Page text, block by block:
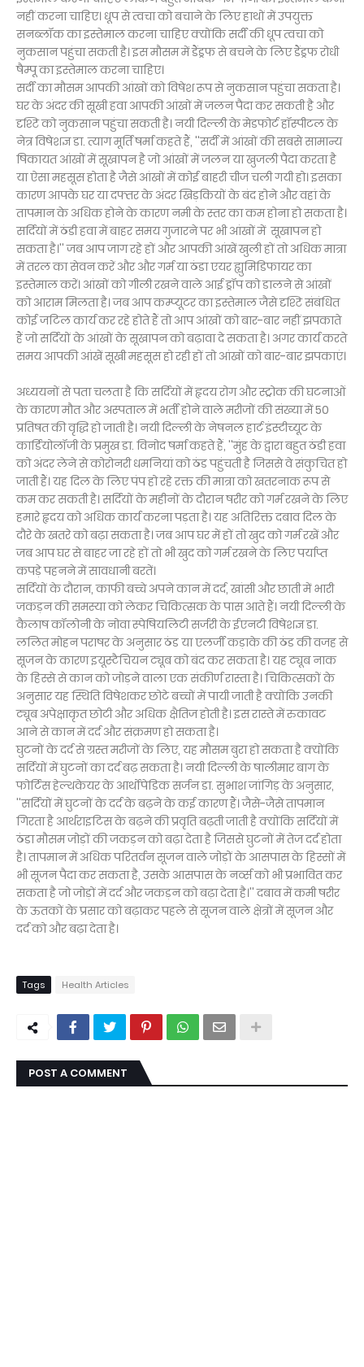
नहीं करना चाहिए। धूप से त्वचा को बचाने के लिए हाथों में उपयुक्त
सनब्लॉक का इस्तेमाल करना चाहिए क्योंकि सर्दी की धूप त्वचा को
नुकसान पहुंचा सकती है। इस मौसम में डैंड्रफ से बचने के लिए डैंड्रफ रोधी
षैम्पू का इस्तेमाल करना चाहिए।
सर्दी का मौसम आपकी आंखों को विषेश रूप से नुकसान पहुंचा सकता है।
घर के अंदर की सूखी हवा आपकी आंखों में जलन पैदा कर सकती है और
दृश्टि को नुकसान पहुंचा सकती है। नयी दिल्ली के मेडफोर्ट हॉस्पीटल के
नेत्र विषेशज्ञ डा. त्याग मूर्ति षर्मा कहते हैं, ''सर्दी में आंखों की सबसे सामान्य
षिकायत आंखों में सूखापन है जो आंखों में जलन या खुजली पैदा करता है
या ऐसा महसूस होता है जैसे आंखों में कोई बाहरी चीज चली गयी हो। इसका
कारण आपके घर या दफ्तर के अंदर खिड़कियों के बंद होने और वहां के
तापमान के अधिक होने के कारण नमी के स्तर का कम होना हो सकता है।
सर्दियों में ठंडी हवा में बाहर समय गुजारने पर भी आंखों में सूखापन हो
सकता है।'' जब आप जाग रहे हों और आपकी आंखें खुली हों तो अधिक मात्रा
में तरल का सेवन करें और और गर्म या ठंडा एयर ह्युमिडिफायर का
इस्तेमाल करें। आंखों को गीली रखने वाले आई ड्रॉप को डालने से आंखों
को आराम मिलता है। जब आप कम्प्यूटर का इस्तेमाल जैसे दृश्टि संबंधित
कोई जटिल कार्य कर रहे होते हैं तो आप आंखों को बार-बार नहीं झपकाते
हैं जो सर्दियों के आंखों के सूखापन को बढ़ावा दे सकता है। अगर कार्य करते
समय आपकी आंखें सूखी महसूस हो रही हों तो आंखों को बार-बार झपकाएं।
अध्ययनों से पता चलता है कि सर्दियों में हृदय रोग और स्ट्रोक की घटनाओं
के कारण मौत और अस्पताल में भर्ती होने वाले मरीजों की संख्या में 50
प्रतिषत की वृद्धि हो जाती है। नयी दिल्ली के नेषनल हार्ट इंस्टीच्यूट के
कार्डियोलॉजी के प्रमुख डा. विनोद षर्मा कहते हैं, ''मुंह के द्वारा बहुत ठंडी हवा
को अंदर लेने से कोरोनरी धमनियां को ठंड पहुंचती है जिससे वे संकुचित हो
जाती हैं। यह दिल के लिए पंप हो रहे रक्त की मात्रा को खतरनाक रूप से
कम कर सकती है। सर्दियों के महीनों के दौरान षरीर को गर्म रखने के लिए
हमारे हृदय को अधिक कार्य करना पड़ता है। यह अतिरिक्त दबाव दिल के
दौरे के खतरे को बढ़ा सकता है। जब आप घर में हों तो खुद को गर्म रखें और
जब आप घर से बाहर जा रहे हों तो भी खुद को गर्म रखने के लिए पर्याप्त
कपड़े पहनने में सावधानी बरतें।
सर्दियों के दौरान, काफी बच्चे अपने कान में दर्द, खांसी और छाती में भारी
जकड़न की समस्या को लेकर चिकित्सक के पास आते हैं। नयी दिल्ली के
कैलाष कॉलोनी के नोवा स्पेषियलिटी सर्जरी के ईएनटी विषेशज्ञ डा.
ललित मोहन पराषर के अनुसार ठंड या एलर्जी कड़ाके की ठंड की वजह से
सूजन के कारण इयूस्टैचियन ट्यूब को बंद कर सकता है। यह ट्यूब नाक
के हिस्से से कान को जोड़ने वाला एक संकीर्ण रास्ता है। चिकित्सकों के
अनुसार यह स्थिति विषेशकर छोटे बच्चों में पायी जाती है क्योंकि उनकी
ट्यूब अपेक्षाकृत छोटी और अधिक क्षैतिज होती है। इस रास्ते में रुकावट
आने से कान में दर्द और संक्रमण हो सकता है।
घुटनों के दर्द से ग्रस्त मरीजों के लिए, यह मौसम बुरा हो सकता है क्योंकि
सर्दियों में घुटनों का दर्द बढ़ सकता है। नयी दिल्ली के षालीमार बाग के
फोर्टिस हेल्थकेयर के आर्थोपेडिक सर्जन डा. सुभाश जांगिड़ के अनुसार,
''सर्दियों में घुटनों के दर्द के बढ़ने के कई कारण हैं। जैसे-जैसे तापमान
गिरता है आर्थराइटिस के बढ़ने की प्रवृति बढ़ती जाती है क्योंकि सर्दियों में
ठंडा मौसम जोड़ों की जकड़न को बढ़ा देता है जिससे घुटनों में तेज दर्द होता
है। तापमान में अधिक परितर्वन सूजन वाले जोड़ों के आसपास के हिस्सों में
भी सूजन पैदा कर सकता है, उसके आसपास के नर्व्स को भी प्रभावित कर
सकता है जो जोड़ों में दर्द और जकड़न को बढ़ा देता है।'' दबाव में कमी षरीर
के ऊतकों के प्रसार को बढ़ाकर पहले से सूजन वाले क्षेत्रों में सूजन और
दर्द को और बढ़ा देता है।
Tags Health Articles
POST A COMMENT